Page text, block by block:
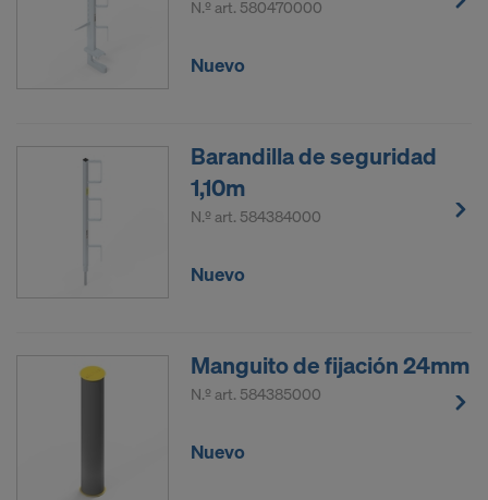
N.º art. 580470000
Nuevo
Barandilla de seguridad
1,10m
N.º art. 584384000
Nuevo
Manguito de fijación 24mm
N.º art. 584385000
Nuevo